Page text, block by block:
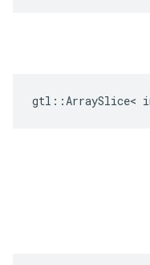
gtl::ArraySlice<